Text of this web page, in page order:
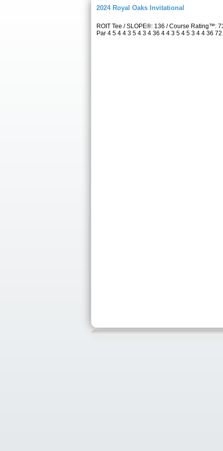
2024 Royal Oaks Invitational
ROIT Tee / SLOPE®: 136 / Course Rating™:
Par 4 5 4 4 3 5 4 3 4 36 4 4 3 5 4 5 3 4 4 36